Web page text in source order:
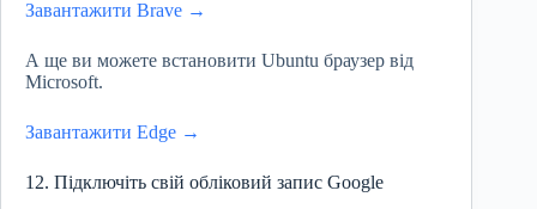
Завантажити Brave →
А ще ви можете встановити Ubuntu браузер від
Microsoft.
Завантажити Edge →
12. Підключіть свій обліковий запис Google